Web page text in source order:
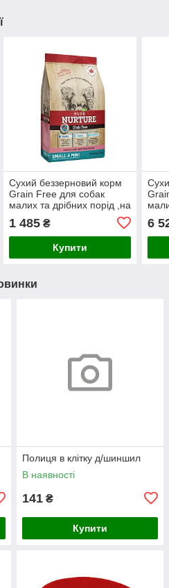
Сухий беззерновий корм
Grain Free для собак
малих та дрібних порід ,на
всіх стадіях життя, рецепт
з лососем та колотим
горохом,
1 485₴
Купити
з
6
Полиця в клітку д/шиншил
В наявності
141 ₴
Купити